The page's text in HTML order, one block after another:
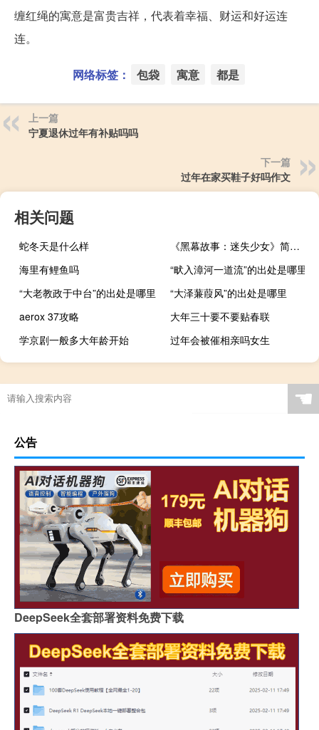
缠红绳的寓意是富贵吉祥，代表着幸福、财运和好运连
连。
网络标签： 包袋 寓意 都是
上一篇
宁夏退休过年有补贴吗吗
下一篇
过年在家买鞋子好吗作文
相关问题
蛇冬天是什么样
《黑幕故事：迷失少女》简单攻略（《黑幕故事：迷失少女》简单攻略）
海里有鲤鱼吗
“畎入漳河一道流”的出处是哪里
“大老教政于中台”的出处是哪里
“大泽蒹葭风”的出处是哪里
aerox 37攻略
大年三十要不要贴春联
学京剧一般多大年龄开始
过年会被催相亲吗女生
☚
公告
DeepSeek全套部署资料免费下载